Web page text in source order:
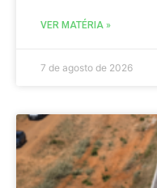
VER MATÉRIA »
7 de agosto de 2026